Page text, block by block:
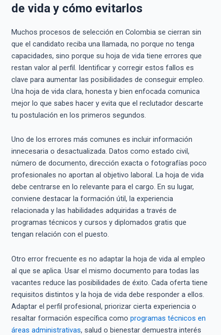
de vida y cómo evitarlos
Muchos procesos de selección en Colombia se cierran sin
que el candidato reciba una llamada, no porque no tenga
capacidades, sino porque su hoja de vida tiene errores que
restan valor al perfil. Identificar y corregir estos fallos es
clave para aumentar las posibilidades de conseguir empleo.
Una hoja de vida clara, honesta y bien enfocada comunica
mejor lo que sabes hacer y evita que el reclutador descarte
tu postulación en los primeros segundos.
Uno de los errores más comunes es incluir información
innecesaria o desactualizada. Datos como estado civil,
número de documento, dirección exacta o fotografías poco
profesionales no aportan al objetivo laboral. La hoja de vida
debe centrarse en lo relevante para el cargo. En su lugar,
conviene destacar la formación útil, la experiencia
relacionada y las habilidades adquiridas a través de
programas técnicos y cursos y diplomados gratis que
tengan relación con el puesto.
Otro error frecuente es no adaptar la hoja de vida al empleo
al que se aplica. Usar el mismo documento para todas las
vacantes reduce las posibilidades de éxito. Cada oferta tiene
requisitos distintos y la hoja de vida debe responder a ellos.
Adaptar el perfil profesional, priorizar cierta experiencia o
resaltar formación específica como programas técnicos en
áreas administrativas, salud o bienestar demuestra interés